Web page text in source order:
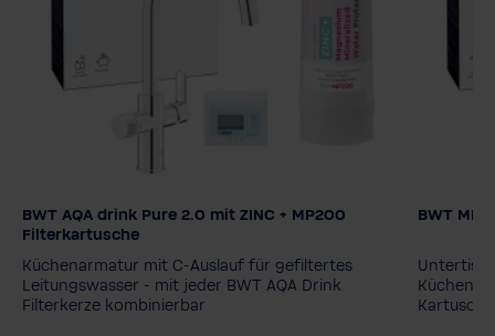
Filterkartusche
MyAQUA Taste
ZINC + MP200
BWT AQA drink Pure 2.0 mit ZINC + MP200
Filterkartusche
Küchenarmatur mit C-Auslauf für gefiltertes
Leitungswasser - mit jeder BWT AQA Drink
Filterkerze kombinierbar
BWT